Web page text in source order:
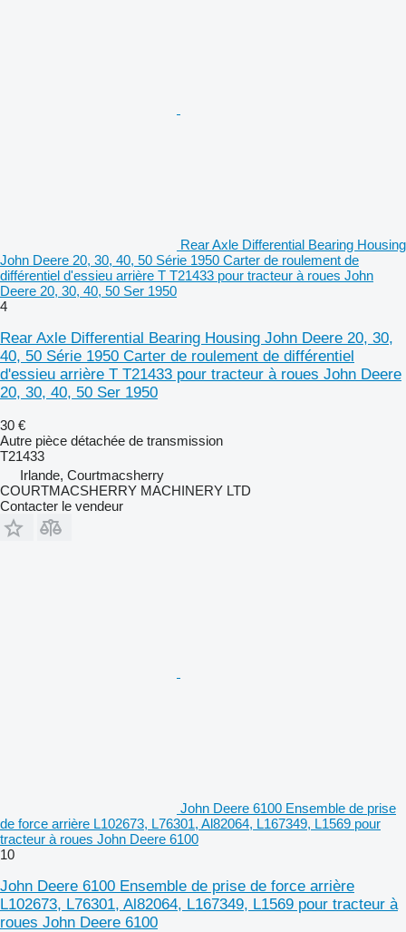
Rear Axle Differential Bearing Housing
John Deere 20, 30, 40, 50 Série 1950 Carter de roulement de
différentiel d'essieu arrière T T21433 pour tracteur à roues John
Deere 20, 30, 40, 50 Ser 1950
4
Rear Axle Differential Bearing Housing John Deere 20, 30,
40, 50 Série 1950 Carter de roulement de différentiel
d'essieu arrière T T21433 pour tracteur à roues John Deere
20, 30, 40, 50 Ser 1950
30 €
Autre pièce détachée de transmission
T21433
Irlande, Courtmacsherry
COURTMACSHERRY MACHINERY LTD
Contacter le vendeur
John Deere 6100 Ensemble de prise
de force arrière L102673, L76301, Al82064, L167349, L1569 pour
tracteur à roues John Deere 6100
10
John Deere 6100 Ensemble de prise de force arrière
L102673, L76301, Al82064, L167349, L1569 pour tracteur à
roues John Deere 6100